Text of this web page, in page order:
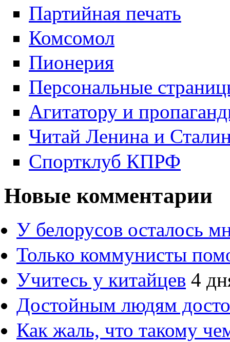
Партийная печать
Комсомол
Пионерия
Персональные
Агитатору и
Читай Ленина и
Спортклуб КПРФ
Новые комментарии
У белорусов осталось
Только коммунисты
Учитесь у китайцев 4
Достойным людям
Как жаль, что такому